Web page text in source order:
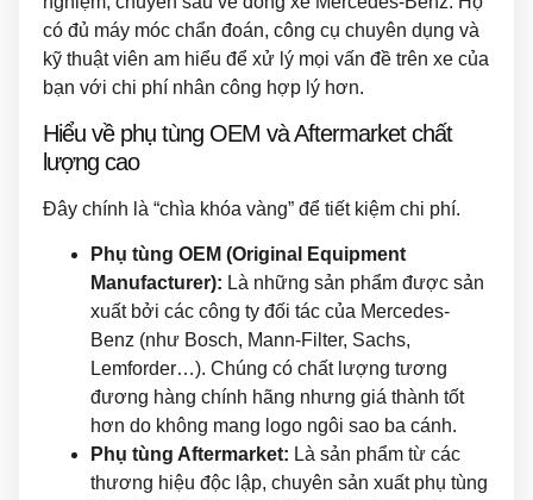
có đủ máy móc chẩn đoán, công cụ chuyên dụng và
kỹ thuật viên am hiểu để xử lý mọi vấn đề trên xe của
bạn với chi phí nhân công hợp lý hơn.
Hiểu về phụ tùng OEM và Aftermarket chất
lượng cao
Đây chính là “chìa khóa vàng” để tiết kiệm chi phí.
Phụ tùng OEM (Original Equipment
Manufacturer): Là những sản phẩm được sản
xuất bởi các công ty đối tác của Mercedes-
Benz (như Bosch, Mann-Filter, Sachs,
Lemforder…). Chúng có chất lượng tương
đương hàng chính hãng nhưng giá thành tốt
hơn do không mang logo ngôi sao ba cánh.
Phụ tùng Aftermarket: Là sản phẩm từ các
thương hiệu độc lập, chuyên sản xuất phụ tùng